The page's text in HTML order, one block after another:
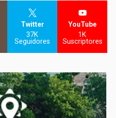
Twitter
37K
Seguidores
YouTube
1K
Suscriptores